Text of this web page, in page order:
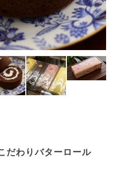
わりバターロール